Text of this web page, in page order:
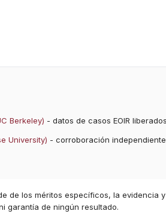
Berkeley) - datos de casos EOIR
University) - corroboración
de los méritos específicos, la evidencia
garantía de ningún resultado.